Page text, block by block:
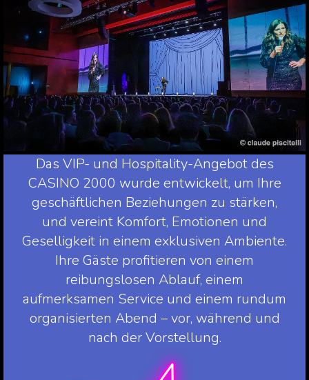
Das VIP- und Hospitality-Angebot des
CASINO 2000 wurde entwickelt, um Ihre
geschäftlichen Beziehungen zu stärken,
und vereint Komfort, Emotionen und
Geselligkeit in einem exklusiven Ambiente.
Ihre Gäste profitieren von einem
reibungslosen Ablauf, einem
aufmerksamen Service und einem rundum
organisierten Abend – vor, während und
nach der Vorstellung.